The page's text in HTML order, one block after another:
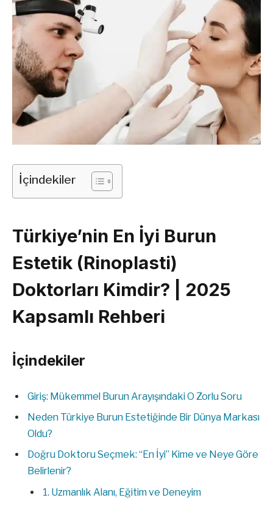
İçindekiler
Türkiye’nin En İyi Burun
Estetik (Rinoplasti)
Doktorları Kimdir? | 2025
Kapsamlı Rehberi
İçindekiler
Giriş: Mükemmel Burun Arayışındaki O Zorlu Soru
Neden Türkiye Burun Estetiğinde Bir Dünya Markası
Oldu?
Doğru Doktoru Seçmek: “En İyi” Kime ve Neye Göre
Belirlenir?
1. Uzmanlık Alanı, Eğitim ve Deneyim